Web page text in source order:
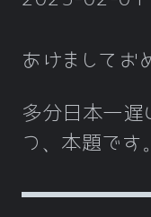
あけましてお
多分日本一遅
つ、本題です